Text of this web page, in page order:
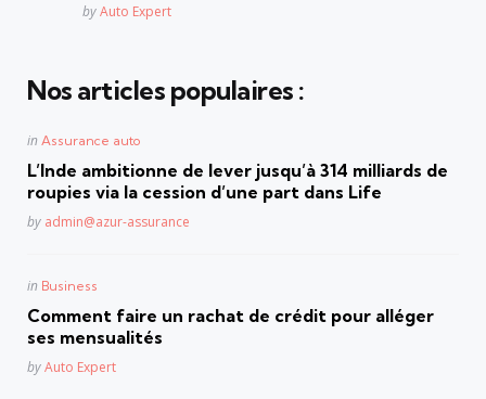
Posted
byAuto Expert
Nos articles populaires :
Posted
in Assurance auto
L’Inde ambitionne de lever jusqu’à 314 milliards de
roupies via la cession d’une part dans Life
Posted
by admin@azur-assurance
Posted
in Business
Comment faire un rachat de crédit pour alléger
ses mensualités
Posted
byAuto Expert